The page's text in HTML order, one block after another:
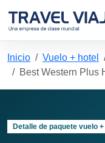
Inicio Vuelo + hotel
Best Western Plus
Detalle de paquete vuelo +